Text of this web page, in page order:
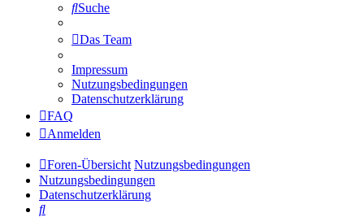
Suche
Das Team
Impressum
Nutzungsbedingungen
Datenschutzerklärung
FAQ
Anmelden
Foren-Übersicht Nutzungsbedingungen
Nutzungsbedingungen
Datenschutzerklärung
Suche